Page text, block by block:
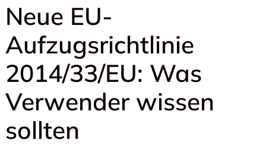
Neue EU-
Aufzugsrichtlinie
2014/33/EU: Was
Verwender wissen
sollten